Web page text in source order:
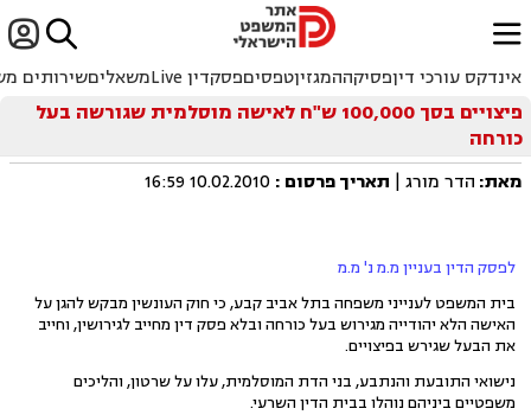

ﱐ
אינדקס עורכי דיןפסיקההמגזיןטפסיםפסקדין Live משאליםשירותים
פיצויים בסך 100,000 ש"ח לאישה מוסלמית שגורשה בעל
כורחה
מאת: הדר מורג | תאריך פרסום :
10.02.2010 16:59
לפסק הדין בעניין מ.מ נ' מ.מ
בית המשפט לענייני משפחה בתל אביב קבע, כי חוק העונשין מבקש להגן על
האישה הלא יהודייה מגירוש בעל כורחה ובלא פסק דין מחייב לגירושין, וחייב
את הבעל שגירש בפיצויים.
נישואי התובעת והנתבע, בני הדת המוסלמית, עלו על שרטון, והליכים
משפטיים ביניהם נוהלו בבית הדין השרעי.